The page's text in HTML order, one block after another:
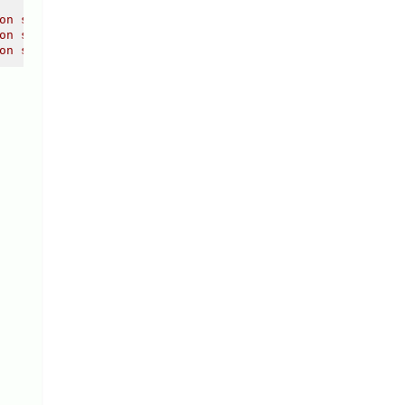
- base binaries
- kernel module sources for dkms
- Qt based user interface